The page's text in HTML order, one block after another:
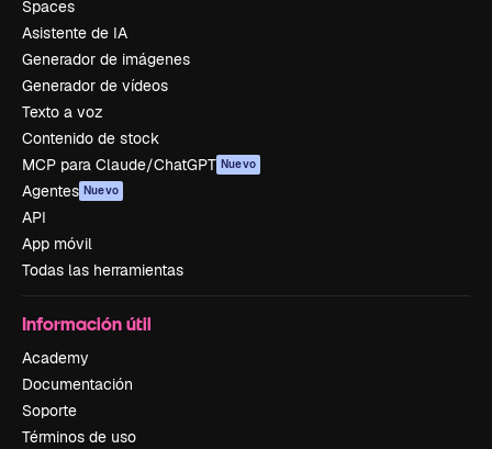
Spaces
Asistente de IA
Generador de imágenes
Generador de vídeos
Texto a voz
Contenido de stock
MCP para Claude/ChatGPT Nuevo
Agentes Nuevo
API
App móvil
Todas las herramientas
Información útil
Academy
Documentación
Soporte
Términos de uso